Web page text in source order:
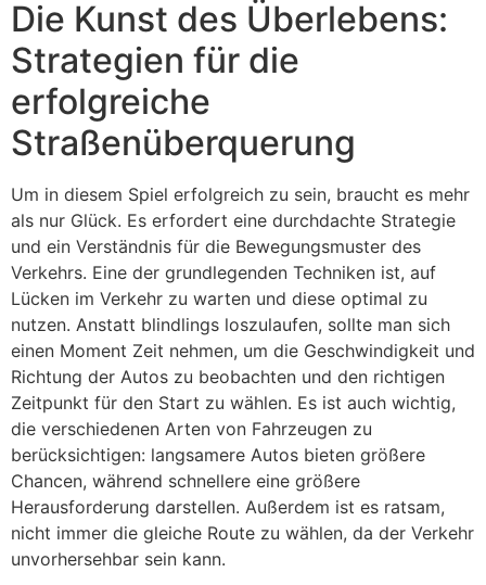
Die Kunst des Überlebens:
Strategien für die
erfolgreiche
Straßenüberquerung
Um in diesem Spiel erfolgreich zu sein, braucht es mehr
als nur Glück. Es erfordert eine durchdachte Strategie
und ein Verständnis für die Bewegungsmuster des
Verkehrs. Eine der grundlegenden Techniken ist, auf
Lücken im Verkehr zu warten und diese optimal zu
nutzen. Anstatt blindlings loszulaufen, sollte man sich
einen Moment Zeit nehmen, um die Geschwindigkeit und
Richtung der Autos zu beobachten und den richtigen
Zeitpunkt für den Start zu wählen. Es ist auch wichtig,
die verschiedenen Arten von Fahrzeugen zu
berücksichtigen: langsamere Autos bieten größere
Chancen, während schnellere eine größere
Herausforderung darstellen. Außerdem ist es ratsam,
nicht immer die gleiche Route zu wählen, da der Verkehr
unvorhersehbar sein kann.